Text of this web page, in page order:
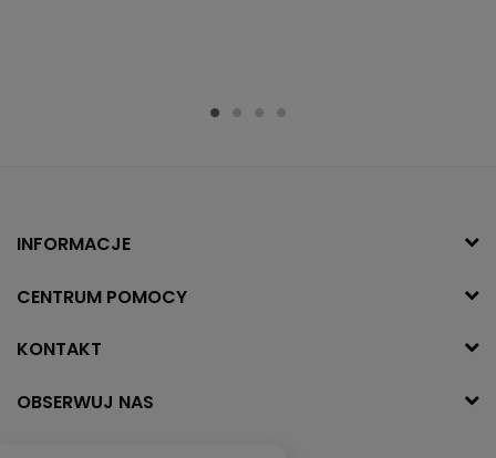
INFORMACJE
CENTRUM POMOCY
KONTAKT
OBSERWUJ NAS